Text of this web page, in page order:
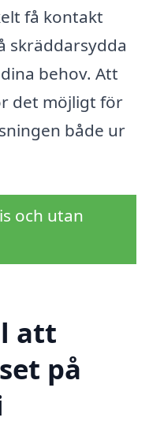
få kontakt
skräddarsydda
behov. Att
det möjligt för
både ur
och utan
att
på